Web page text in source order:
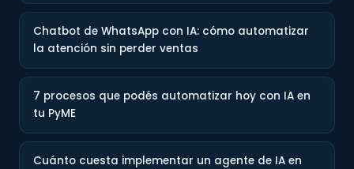
Chatbot de WhatsApp con IA: cómo automatizar
la atención sin perder ventas
7 procesos que podés automatizar hoy con IA en
tu PyME
Cuánto cuesta implementar un agente de IA en